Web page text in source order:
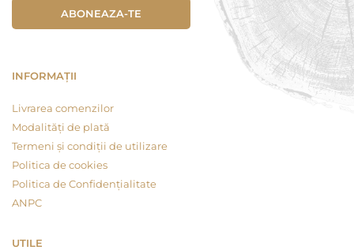
ABONEAZA-TE
INFORMAȚII
Livrarea comenzilor
Modalități de plată
Termeni și condiții de utilizare
Politica de cookies
Politica de Confidențialitate
ANPC
UTILE